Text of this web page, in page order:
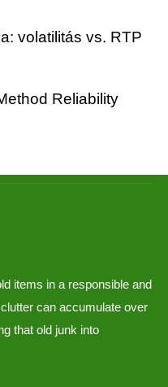
volatilitás vs. RTP
Reliability
items in a responsible and
can accumulate over
that old junk into